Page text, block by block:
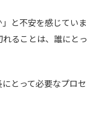
と不安を感じていま
ることは、誰にとっ
とって必要なプロセ